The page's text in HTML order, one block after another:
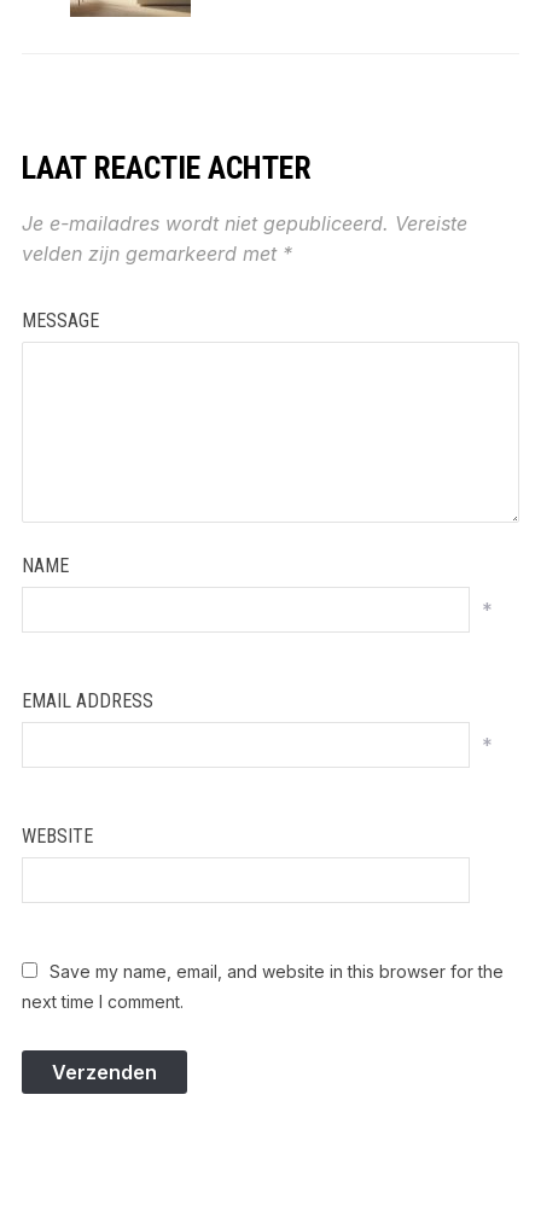
LAAT REACTIE ACHTER
Je e-mailadres wordt niet gepubliceerd. Vereiste
velden zijn gemarkeerd met *
MESSAGE
NAME
*
EMAIL ADDRESS
*
WEBSITE
Save my name, email, and website in this browser for the
next time I comment.